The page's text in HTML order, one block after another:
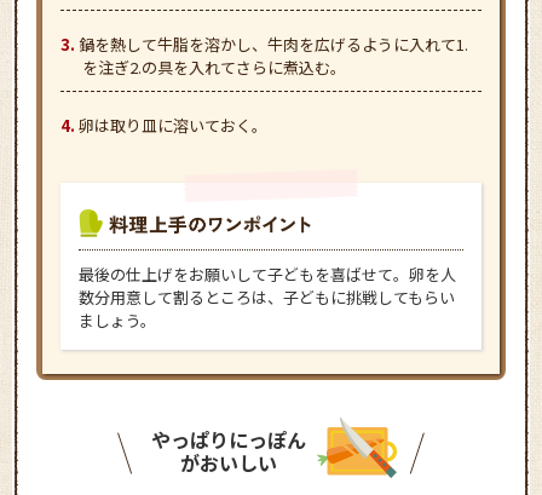
鍋を熱して牛脂を溶かし、牛肉を広げるように入れて1.
を注ぎ2.の具を入れてさらに煮込む。
卵は取り皿に溶いておく。
最後の仕上げをお願いして子どもを喜ばせて。卵を人
数分用意して割るところは、子どもに挑戦してもらい
ましょう。
やっぱりにっぽん
がおいしい